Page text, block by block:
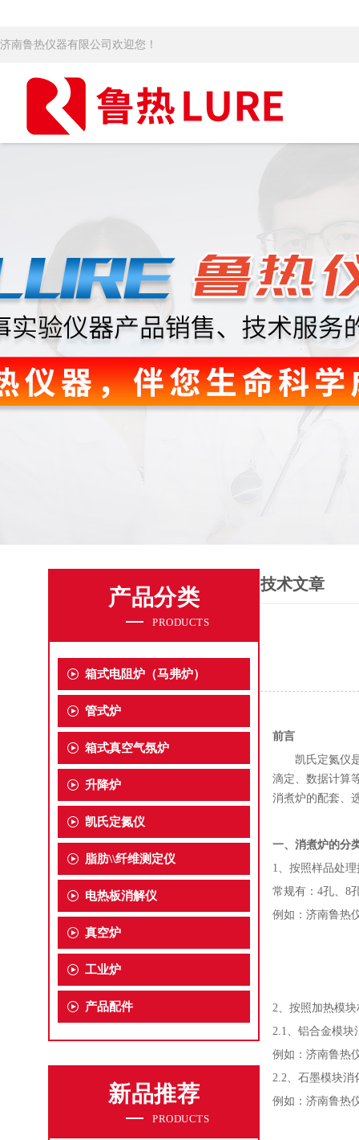
济南鲁热仪器有限公司欢迎您！
产品分类
PRODUCTS
箱式电阻炉（马弗炉）
管式炉
箱式真空气氛炉
升降炉
凯氏定氮仪
脂肪\\纤维测定仪
电热板消解仪
真空炉
工业炉
产品配件
新品推荐
PRODUCTS
技术文章
前言
凯氏定氮仪是
滴定、数据计算
消煮炉的配套、
一、消煮炉的分
1、按照样品处
常规有：4孔、8
例如：济南鲁热
2、按照加热模
2.1、铝合金模
例如：济南鲁热
2.2、石墨模块
例如：济南鲁热